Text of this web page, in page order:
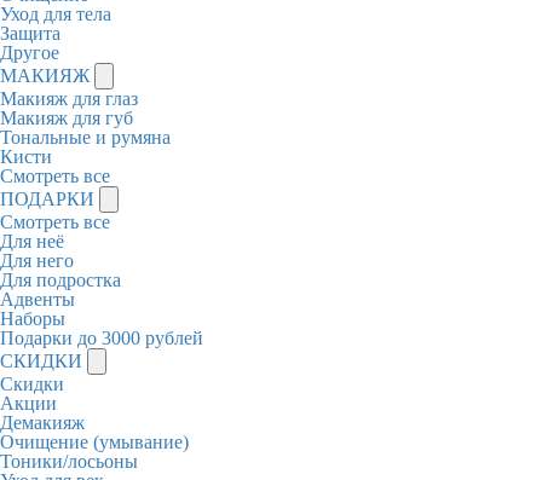
Уход для тела
Защита
Другое
МАКИЯЖ
Макияж для глаз
Макияж для губ
Тональные и румяна
Кисти
Смотреть все
ПОДАРКИ
Смотреть все
Для неё
Для него
Для подростка
Адвенты
Наборы
Подарки до 3000 рублей
СКИДКИ
Скидки
Акции
Демакияж
Очищение (умывание)
Тоники/лосьоны